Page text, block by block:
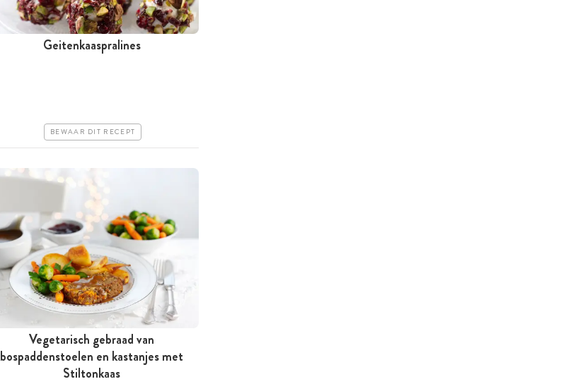
Geitenkaaspralines
BEWAAR DIT RECEPT
Meer dan 1 uur
Vegetarisch gebraad van
bospaddenstoelen en kastanjes met
Stiltonkaas